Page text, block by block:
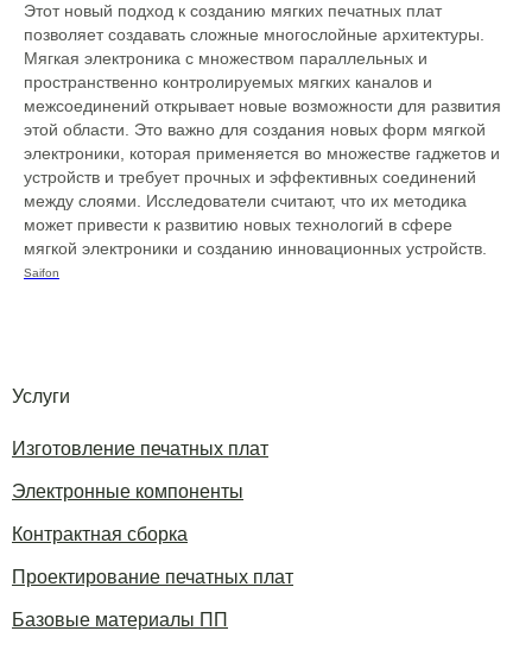
Этот новый подход к созданию мягких печатных плат
позволяет создавать сложные многослойные архитектуры.
Мягкая электроника с множеством параллельных и
пространственно контролируемых мягких каналов и
межсоединений открывает новые возможности для развития
этой области. Это важно для создания новых форм мягкой
электроники, которая применяется во множестве гаджетов и
устройств и требует прочных и эффективных соединений
между слоями. Исследователи считают, что их методика
может привести к развитию новых технологий в сфере
мягкой электроники и созданию инновационных устройств.
Saifon
Изготовление печатных плат
Электронные компоненты
Контрактная сборка
Проектирование печатных плат
Базовые материалы ПП
Услуги